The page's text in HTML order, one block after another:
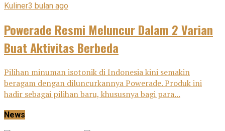
Kuliner3 bulan ago
Powerade Resmi Meluncur Dalam 2 Varian
Buat Aktivitas Berbeda
Pilihan minuman isotonik di Indonesia kini semakin
beragam dengan diluncurkannya Powerade. Produk ini
hadir sebagai pilihan baru, khususnya bagi para...
News